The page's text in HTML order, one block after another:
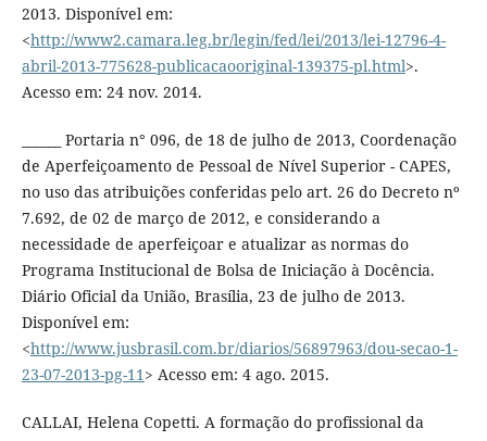
2013. Disponível em:
<http://www2.camara.leg.br/legin/fed/lei/2013/lei-12796-4-
abril-2013-775628-publicacaooriginal-139375-pl.html>.
Acesso em: 24 nov. 2014.
______ Portaria n° 096, de 18 de julho de 2013, Coordenação
de Aperfeiçoamento de Pessoal de Nível Superior - CAPES,
no uso das atribuições conferidas pelo art. 26 do Decreto nº
7.692, de 02 de março de 2012, e considerando a
necessidade de aperfeiçoar e atualizar as normas do
Programa Institucional de Bolsa de Iniciação à Docência.
Diário Oficial da União, Brasília, 23 de julho de 2013.
Disponível em:
<http://www.jusbrasil.com.br/diarios/56897963/dou-secao-1-
23-07-2013-pg-11> Acesso em: 4 ago. 2015.
CALLAI, Helena Copetti. A formação do profissional da